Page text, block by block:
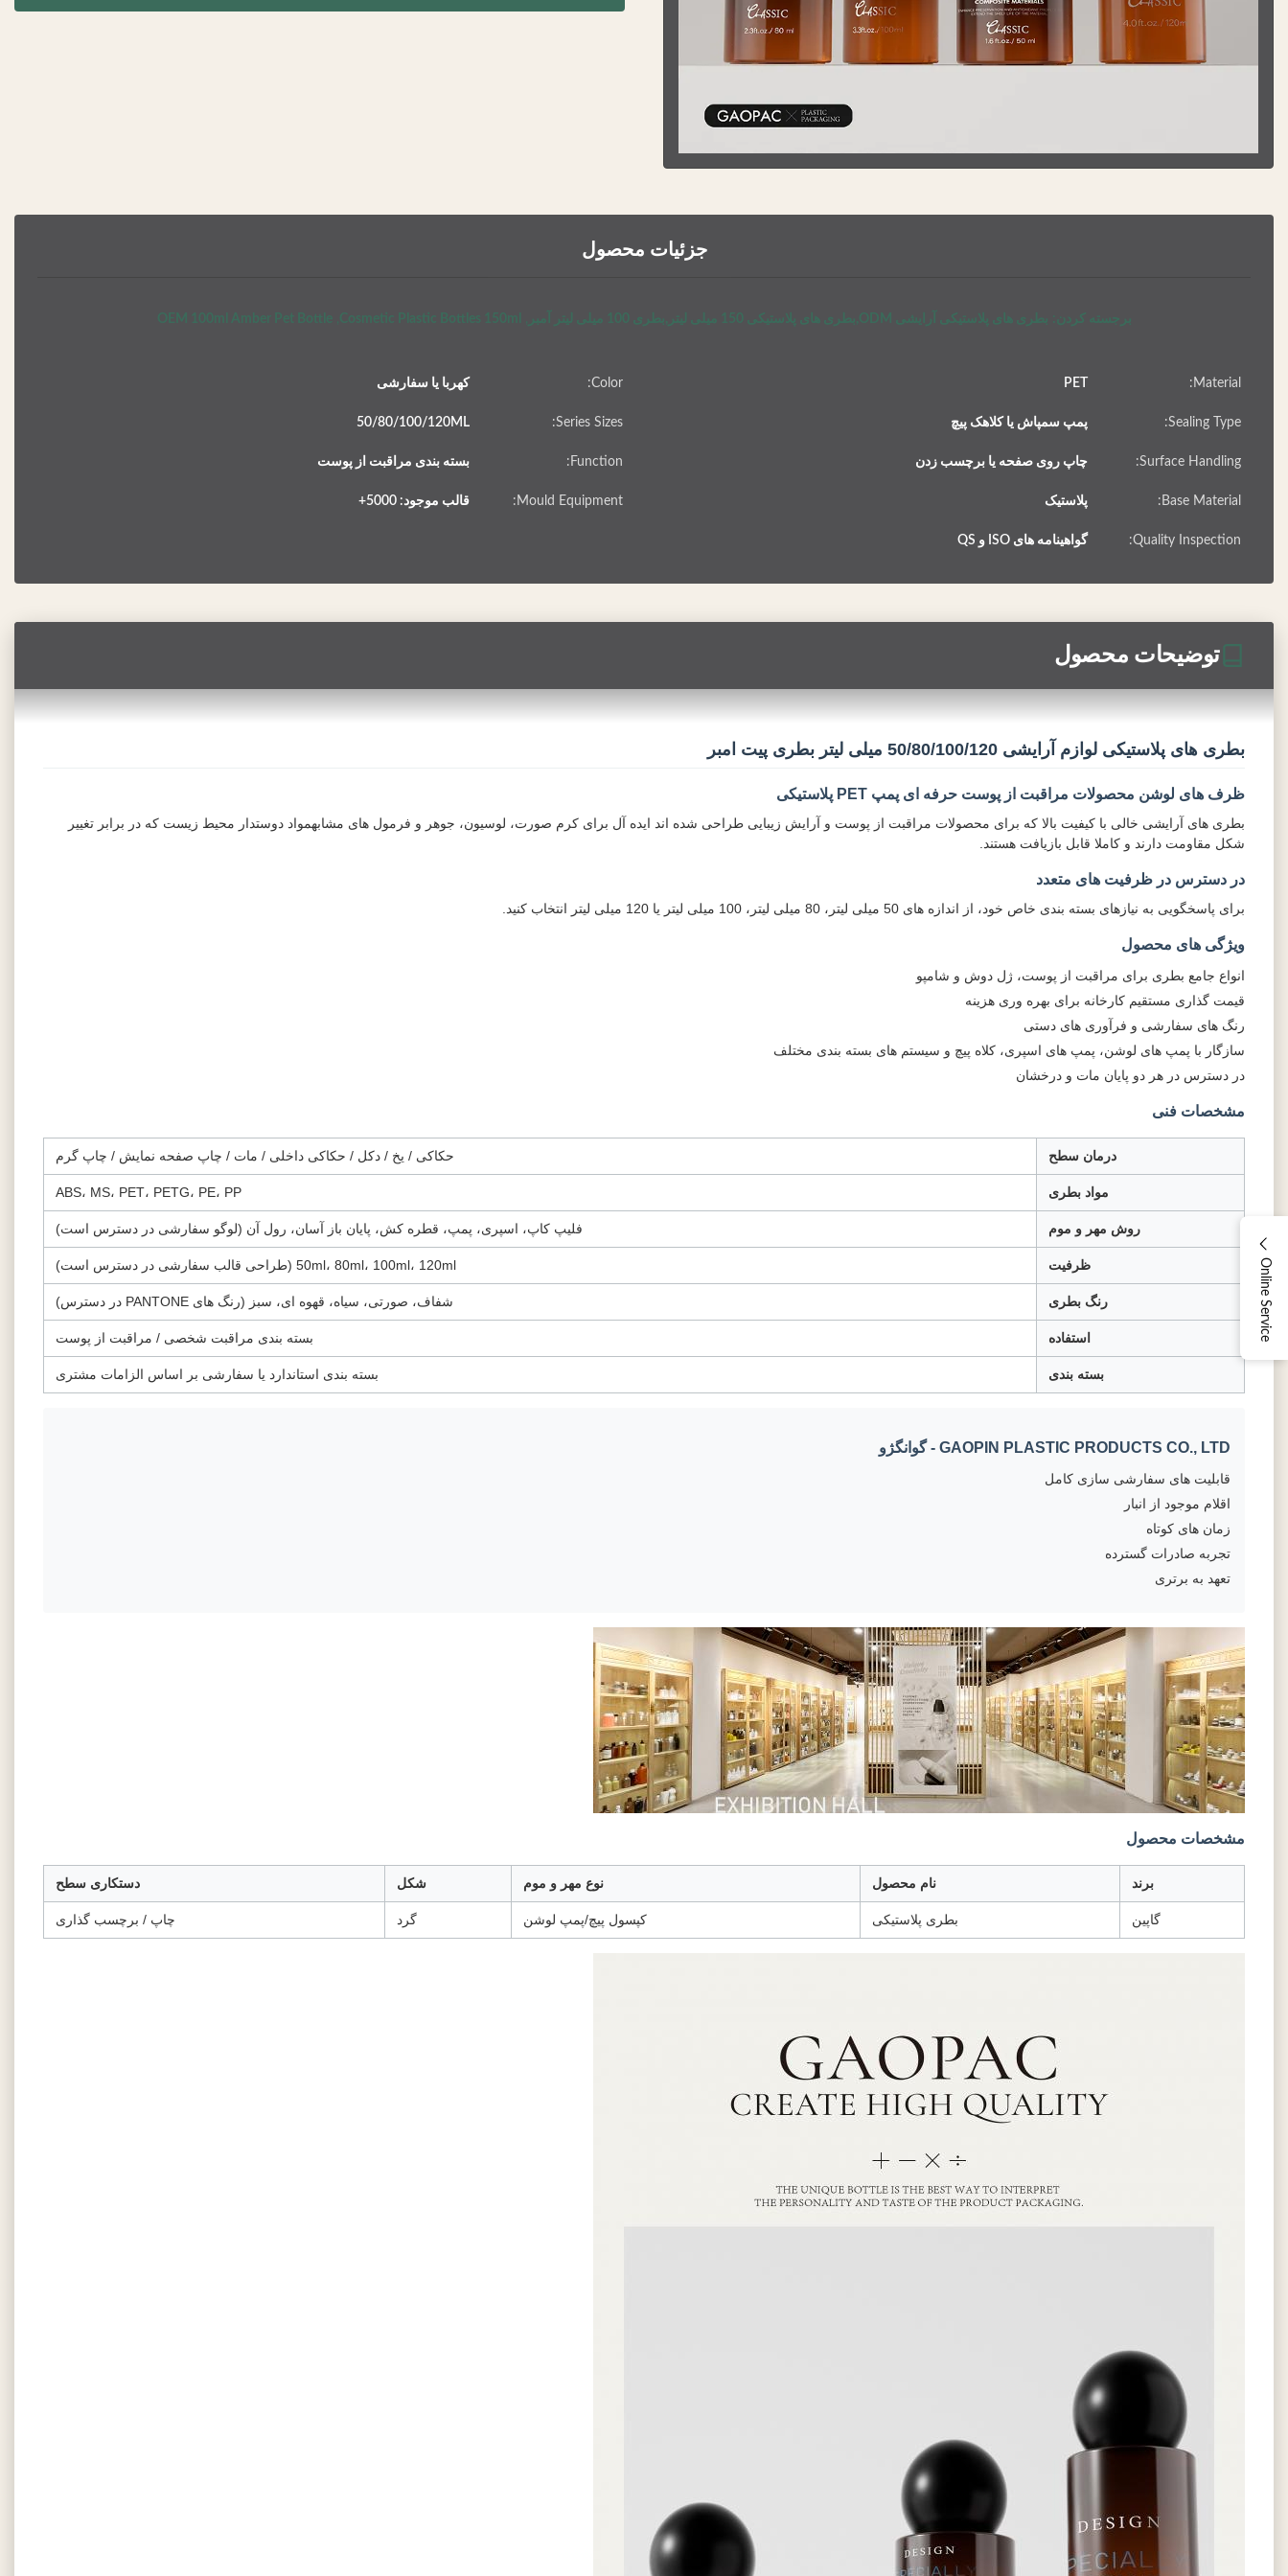
Online Service
جزئیات محصول
برجسته کردن: بطری های پلاستیکی آرایشی ODM,بطری های پلاستیکی 150 میلی لیتر,بطری 100 میلی لیتر آمبر ,
Cosmetic Plastic Bottles 150ml
,
OEM 100ml Amber Pet Bottle
Material:
PET
Color: کهربا یا سفارشی
Sealing Type: پمپ سمپاش یا کلاهک پیچ Series Sizes:
50/80/100/120ML
Surface Handling: چاپ روی صفحه یا برچسب زدن Function: بسته بندی مراقبت از پوست
Base Material: پلاستیک Mould Equipment: قالب موجود: 5000+
Quality Inspection: گواهینامه های ISO و QS
توضیحات محصول
بطری های پلاستیکی لوازم آرایشی 50/80/100/120 میلی لیتر بطری پیت امبر
ظرف های لوشن محصولات مراقبت از پوست حرفه ای پمپ PET پلاستیکی
بطری های آرایشی خالی با کیفیت بالا که برای محصولات مراقبت از پوست و آرایش زیبایی طراحی شده اند ایده آل برای کرم صورت، لوسیون، جوهر و فرمول های مشابهمواد دوستدار محیط زیست که در برابر تغییر
شکل مقاومت دارند و کاملا قابل بازیافت هستند.
در دسترس در ظرفیت های متعدد
برای پاسخگویی به نیازهای بسته بندی خاص خود، از اندازه های 50 میلی لیتر، 80 میلی لیتر، 100 میلی لیتر یا 120 میلی لیتر انتخاب کنید.
ویژگی های محصول
انواع جامع بطری برای مراقبت از پوست، ژل دوش و شامپو
قیمت گذاری مستقیم کارخانه برای بهره وری هزینه
رنگ های سفارشی و فرآوری های دستی
سازگار با پمپ های لوشن، پمپ های اسپری، کلاه پیچ و سیستم های بسته بندی مختلف
در دسترس در هر دو پایان مات و درخشان
مشخصات فنی
درمان سطح حکاکی / یخ / دکل / حکاکی داخلی / مات / چاپ صفحه نمایش / چاپ گرم
مواد بطری ABS، MS، PET، PETG، PE، PP
روش مهر و موم فلیپ کاپ، اسپری، پمپ، قطره کش، پایان باز آسان، رول آن (لوگو سفارشی در دسترس است)
ظرفیت 50ml، 80ml، 100ml، 120ml (طراحی قالب سفارشی در دسترس است)
رنگ بطری شفاف، صورتی، سیاه، قهوه ای، سبز (رنگ های PANTONE در دسترس)
استفاده بسته بندی مراقبت شخصی / مراقبت از پوست
بسته بندی بسته بندی استاندارد یا سفارشی بر اساس الزامات مشتری
GAOPIN PLASTIC PRODUCTS CO., LTD - گوانگژو
قابلیت های سفارشی سازی کامل
اقلام موجود از انبار
زمان های کوتاه
تجربه صادرات گسترده
تعهد به برتری
مشخصات محصول
برند نام محصول نوع مهر و موم شکل دستکاری سطح
گاپین بطری پلاستیکی کپسول پیچ/پمپ لوشن گرد چاپ / برچسب گذاری